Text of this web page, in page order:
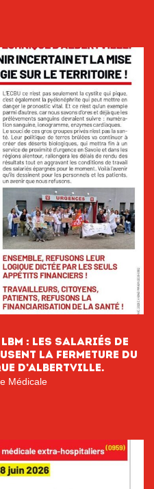
: LES SALARIÉS DE
LA FERMETURE DU
D’ALBERTVILLE.
Médicale